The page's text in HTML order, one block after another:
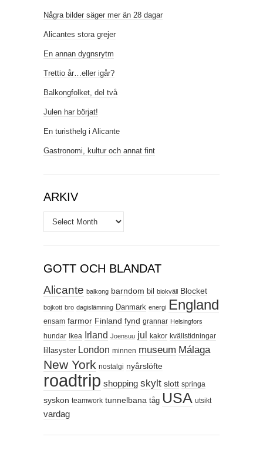
Några bilder säger mer än 28 dagar
Alicantes stora grejer
En annan dygnsrytm
Trettio år…eller igår?
Balkongfolket, del två
Julen har börjat!
En turisthelg i Alicante
Gastronomi, kultur och annat fint
ARKIV
Arkiv
GOTT OCH BLANDAT
Alicante balkong barndom bil biokväll Blocket
bojkott bro dagislämning Danmark energi England
ensam farmor Finland fynd grannar Helsingfors
hundar Ikea Irland Joensuu jul kakor kvällstidningar
lillasyster London minnen museum Málaga
New York nostalgi nyårslöfte
roadtrip shopping skylt slott springa
syskon teamwork tunnelbana tåg USA utsikt
vardag